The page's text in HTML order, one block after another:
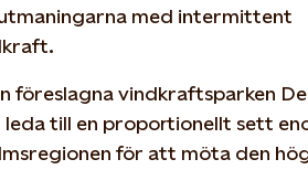
med intermittent
föreslagna vindkraftsparken
till en proportionellt sett
för att möta den